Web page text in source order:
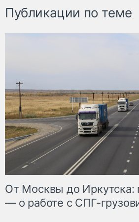
Публикации по теме
От Москвы до Иркутска:
— о работе с СПГ-